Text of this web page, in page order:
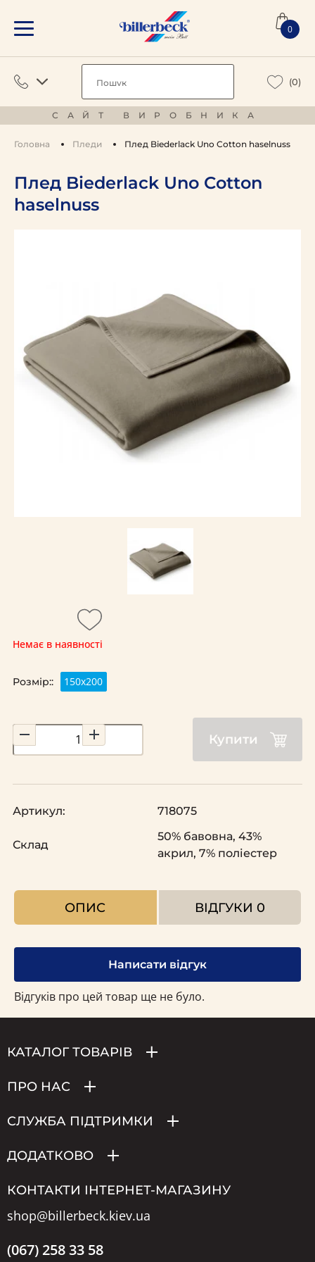
0
(0)
САЙТ ВИРОБНИКА
Головна Пледи Плед Biederlack Uno Cotton haselnuss
Плед Biederlack Uno Cotton
haselnuss
Немає в наявності
Розмір:: 150х200
Купити
Артикул: 718075
Склад
50% бавовна, 43%
акрил, 7% поліестер
ОПИС ВІДГУКИ 0
Написати відгук
Відгуків про цей товар ще не було.
КАТАЛОГ ТОВАРІВ
ПРО НАС
СЛУЖБА ПІДТРИМКИ
ДОДАТКОВО
КОНТАКТИ ІНТЕРНЕТ-МАГАЗИНУ
shop@billerbeck.kiev.ua
(067) 258 33 58